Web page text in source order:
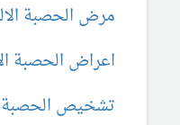
مرض الحصبة
اعراض الحصبة
تشخيص الحصبة